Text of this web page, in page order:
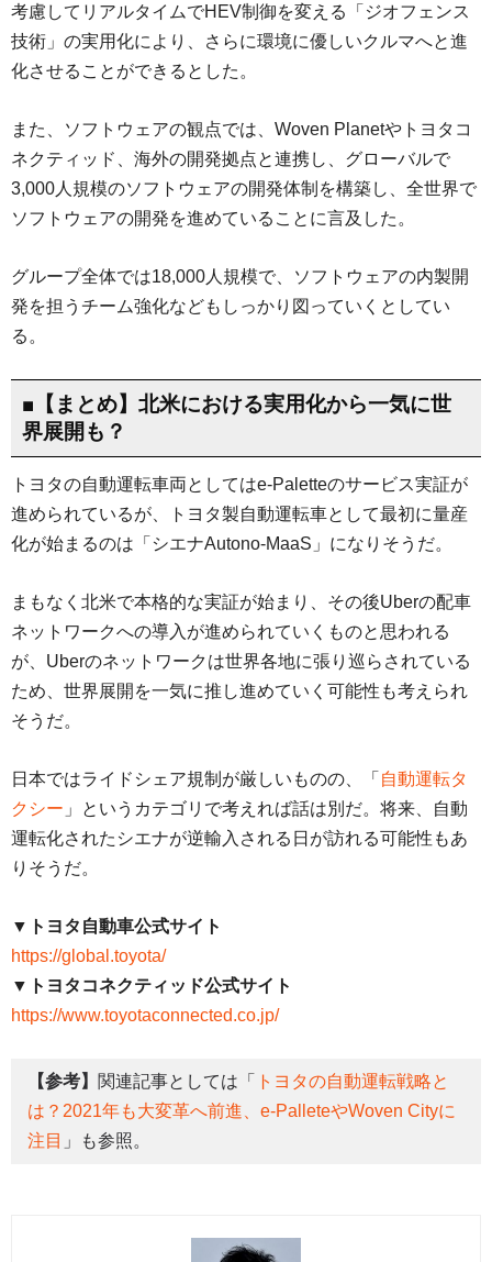
考慮してリアルタイムでHEV制御を変える「ジオフェンス
技術」の実用化により、さらに環境に優しいクルマへと進
化させることができるとした。
また、ソフトウェアの観点では、Woven Planetやトヨタコ
ネクティッド、海外の開発拠点と連携し、グローバルで
3,000人規模のソフトウェアの開発体制を構築し、全世界で
ソフトウェアの開発を進めていることに言及した。
グループ全体では18,000人規模で、ソフトウェアの内製開
発を担うチーム強化などもしっかり図っていくとしてい
る。
■【まとめ】北米における実用化から一気に世
界展開も？
トヨタの自動運転車両としてはe-Paletteのサービス実証が
進められているが、トヨタ製自動運転車として最初に量産
化が始まるのは「シエナAutono-MaaS」になりそうだ。
まもなく北米で本格的な実証が始まり、その後Uberの配車
ネットワークへの導入が進められていくものと思われる
が、Uberのネットワークは世界各地に張り巡らされている
ため、世界展開を一気に推し進めていく可能性も考えられ
そうだ。
日本ではライドシェア規制が厳しいものの、「 自動運転タ
クシー 」というカテゴリで考えれば話は別だ。将来、自動
運転化されたシエナが逆輸入される日が訪れる可能性もあ
りそうだ。
▼トヨタ自動車公式サイト
https://global.toyota/
▼トヨタコネクティッド公式サイト
https://www.toyotaconnected.co.jp/
【参考】 関連記事としては「
トヨタの自動運転戦略と
は？2021年も大変革へ前進、e-PalleteやWoven Cityに
注目 」も参照。